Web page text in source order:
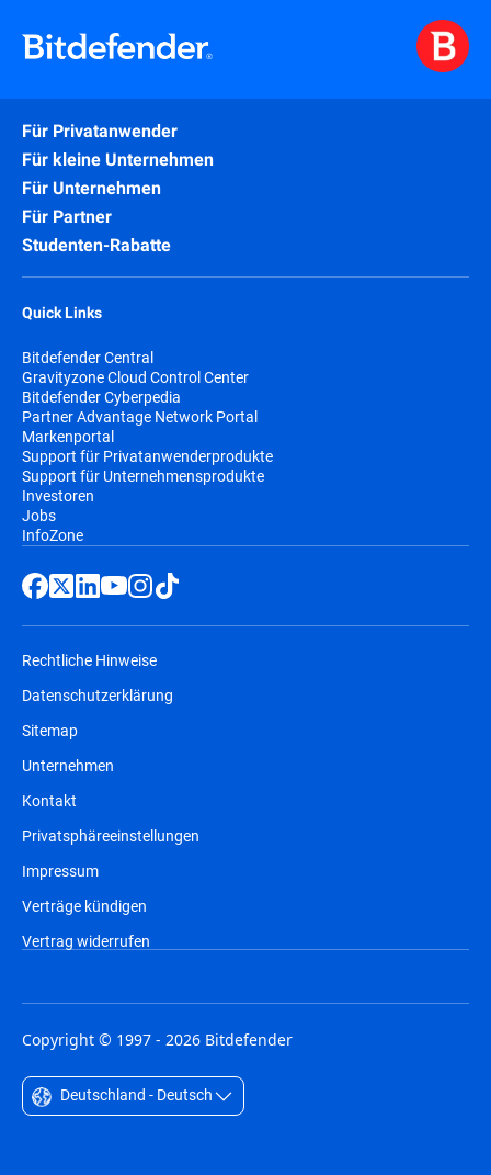
Für Privatanwender
Für kleine Unternehmen
Für Unternehmen
Für Partner
Studenten-Rabatte
Quick Links
Bitdefender Central
Gravityzone Cloud Control Center
Bitdefender Cyberpedia
Partner Advantage Network Portal
Markenportal
Support für Privatanwenderprodukte
Support für Unternehmensprodukte
Investoren
Jobs
InfoZone
Rechtliche Hinweise
Datenschutzerklärung
Sitemap
Unternehmen
Kontakt
Privatsphäreeinstellungen
Impressum
Verträge kündigen
Vertrag widerrufen
Copyright © 1997 - 2026 Bitdefender
Deutschland - Deutsch